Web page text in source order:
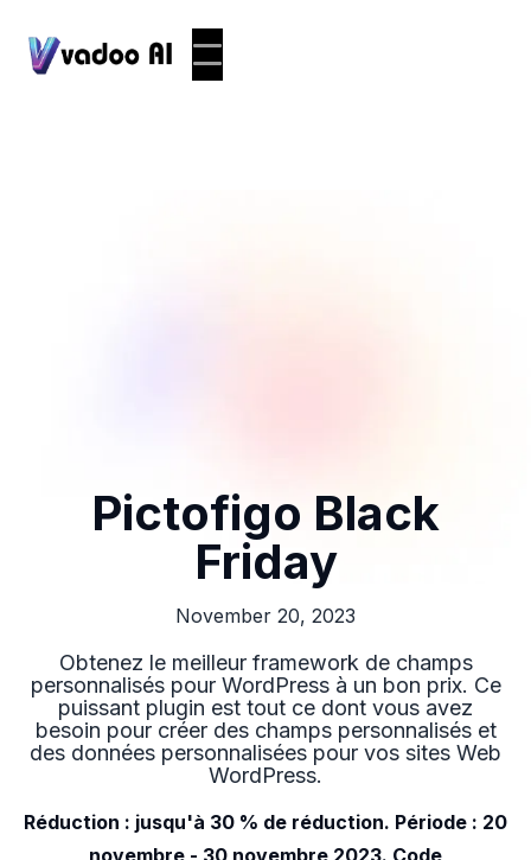
Pictofigo Black
Friday
November 20, 2023
Obtenez le meilleur framework de champs
personnalisés pour WordPress à un bon prix. Ce
puissant plugin est tout ce dont vous avez
besoin pour créer des champs personnalisés et
des données personnalisées pour vos sites Web
WordPress.
Réduction : jusqu'à 30 % de réduction. Période : 20
novembre - 30 novembre 2023. Code